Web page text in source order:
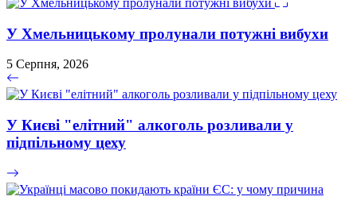
У Хмельницькому пролунали потужні вибухи
5 Серпня, 2026
У Києві "елітний" алкоголь розливали у
підпільному цеху